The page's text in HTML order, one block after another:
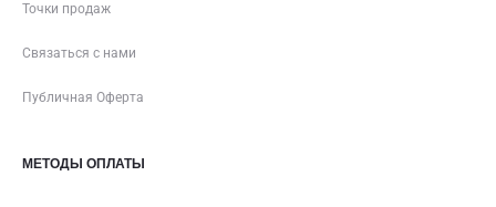
Точки продаж
Связаться с нами
Публичная Оферта
МЕТОДЫ ОПЛАТЫ